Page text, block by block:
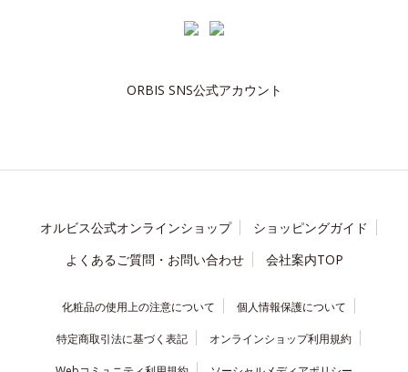
ORBIS SNS公式アカウント
オルビス公式オンラインショップ
ショッピングガイド
よくあるご質問・お問い合わせ
会社案内TOP
化粧品の使用上の注意について 個人情報保護について
特定商取引法に基づく表記 オンラインショップ利用規約